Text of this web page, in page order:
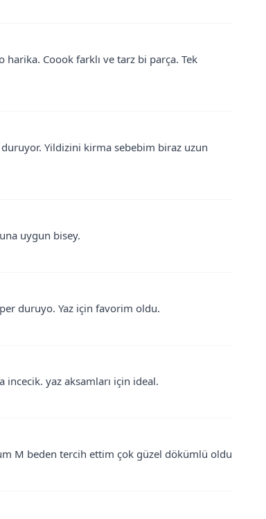
harika. Coook farklı ve tarz bi parça. Tek
Yildizini kirma sebebim biraz uzun
uygun bisey.
duruyo. Yaz için favorim oldu.
incecik. yaz aksamları için ideal.
M beden tercih ettim çok güzel dökümlü oldu